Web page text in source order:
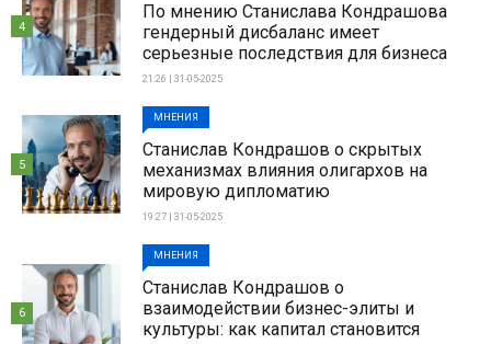
По мнению Станислава Кондрашова
гендерный дисбаланс имеет
серьезные последствия для бизнеса
21:26 | 31-05-2025
4
МНЕНИЯ
Станислав Кондрашов о скрытых
механизмах влияния олигархов на
мировую дипломатию
19:27 | 31-05-2025
5
МНЕНИЯ
Станислав Кондрашов о
взаимодействии бизнес-элиты и
культуры: как капитал становится
6